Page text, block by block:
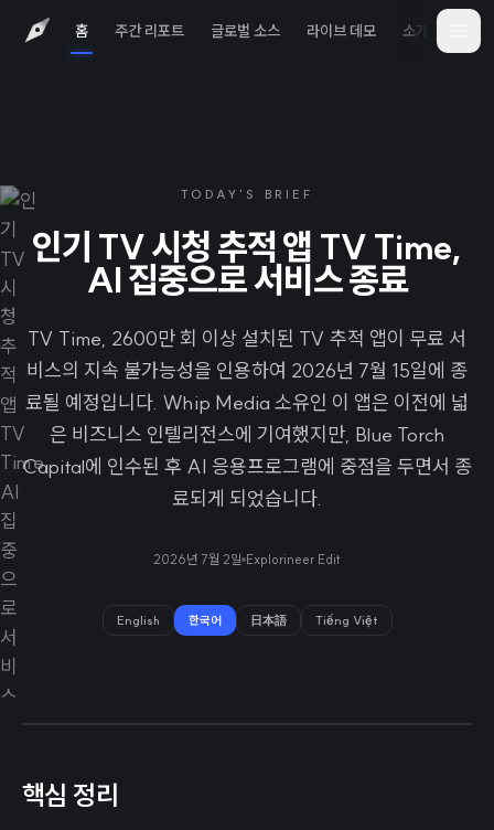
홈 주간 리포트 글로벌 소스 라이브 데모 소개
TODAY'S BRIEF
인기 TV 시청 추적 앱 TV Time,
AI 집중으로 서비스 종료
TV Time, 2600만 회 이상 설치된 TV 추적 앱이 무료 서
비스의 지속 불가능성을 인용하여 2026년 7월 15일에 종
료될 예정입니다. Whip Media 소유인 이 앱은 이전에 넓
은 비즈니스 인텔리전스에 기여했지만, Blue Torch
Capital에 인수된 후 AI 응용프로그램에 중점을 두면서 종
료되게 되었습니다.
2026년 7월 2일 Explorineer Edit
English 한국어 日本語 Tiếng Việt
핵심 정리